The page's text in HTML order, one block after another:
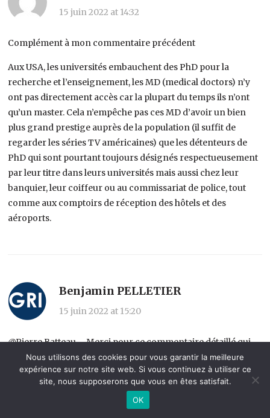
15 juin 2022 at 14:32
Complément à mon commentaire précédent
Aux USA, les universités embauchent des PhD pour la
recherche et l’enseignement, les MD (medical doctors) n’y
ont pas directement accès car la plupart du temps ils n’ont
qu’un master. Cela n’empêche pas ces MD d’avoir un bien
plus grand prestige auprès de la population (il suffit de
regarder les séries TV américaines) que les détenteurs de
PhD qui sont pourtant toujours désignés respectueusement
par leur titre dans leurs universités mais aussi chez leur
banquier, leur coiffeur ou au commissariat de police, tout
comme aux comptoirs de réception des hôtels et des
aéroports.
Benjamin PELLETIER
15 juin 2022 at 15:20
@Pierre Batteau – Merci pour ce commentaire détaillé qui
n’est pas à « valeur retranchée »!
Nous utilisons des cookies pour vous garantir la meilleure
expérience sur notre site web. Si vous continuez à utiliser ce
site, nous supposerons que vous en êtes satisfait.
OK